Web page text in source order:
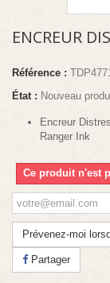
ENCREUR
Référence :
État : Nouveau
Encreur
Ranger Ink
Ce produit n'est
Prévenez-moi
Partager